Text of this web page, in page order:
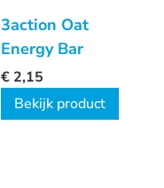
3action Oat
Energy Bar
€ 2,15
Bekijk product